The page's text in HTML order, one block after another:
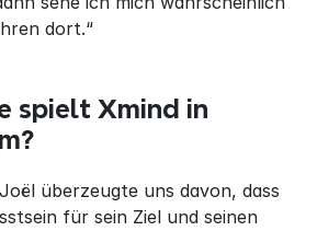
dort.“
spielt Xmind in
überzeugte uns davon, dass
für sein Ziel und seinen